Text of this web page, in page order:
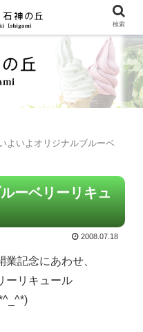
よいよオリジナルブルーベ
ーベリーリキュ
2008.07.18
記念にあわせ、
ーリキュール
検索